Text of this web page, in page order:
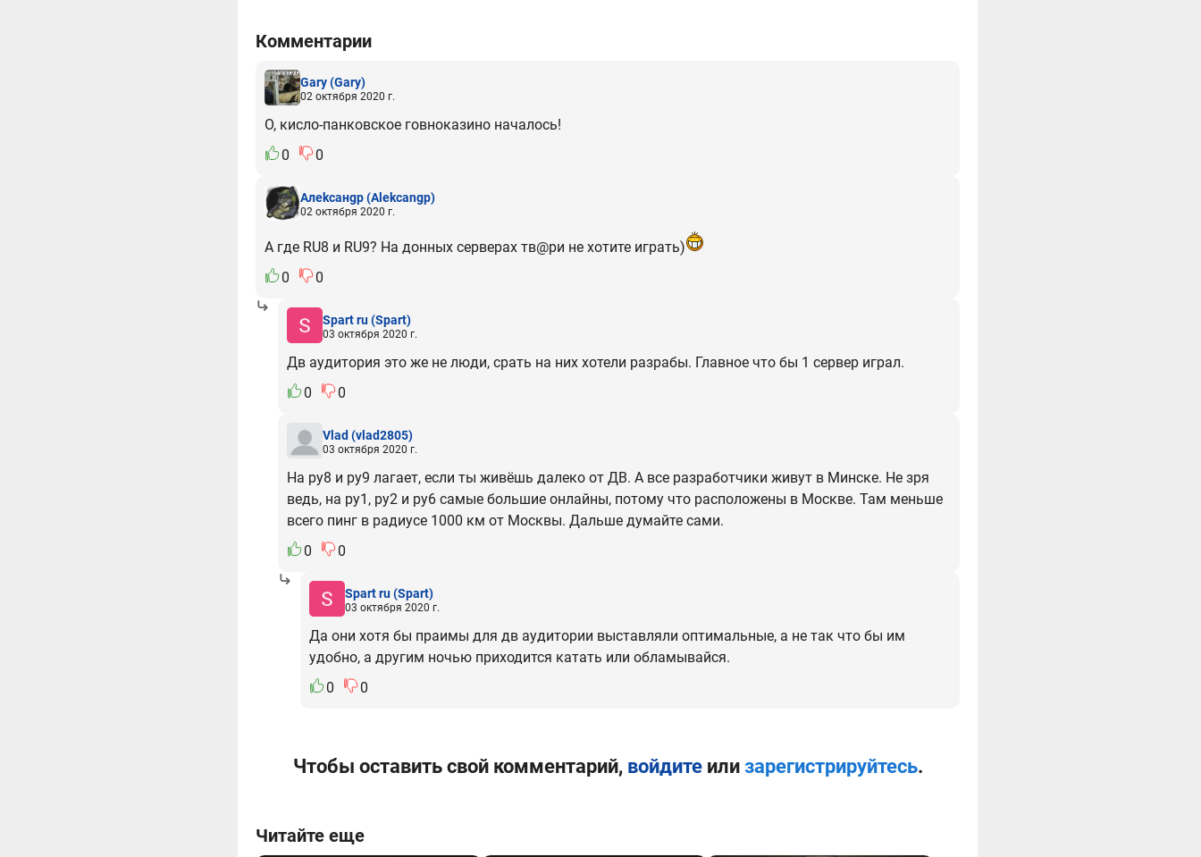
Комментарии
Gary(Gary)
02 октября 2020 г.
О, кисло-панковское говноказино началось!
0
0
Алеkcaнgp(Alekcangp)
02 октября 2020 г.
А где RU8 и RU9? На донных серверах тв@ри не хотите играть)
0
0
Spart ru(Spart)
03 октября 2020 г.
Дв аудитория это же не люди, срать на них хотели разрабы. Главное что бы 1 сервер играл.
0
0
Vlad(vlad2805)
03 октября 2020 г.
На ру8 и ру9 лагает, если ты живёшь далеко от ДВ. А все разработчики живут в Минске. Не зря
ведь, на ру1, ру2 и ру6 самые большие онлайны, потому что расположены в Москве. Там меньше
всего пинг в радиусе 1000 км от Москвы. Дальше думайте сами.
0
0
Spart ru(Spart)
03 октября 2020 г.
Да они хотя бы праимы для дв аудитории выставляли оптимальные, а не так что бы им
удобно, а другим ночью приходится катать или обламывайся.
0
0
Чтобы оставить свой комментарий, войдитеили зарегистрируйтесь.
Читайте еще